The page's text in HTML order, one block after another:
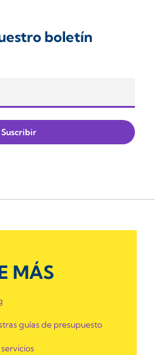
boletín
MÁS
guías de presupuesto